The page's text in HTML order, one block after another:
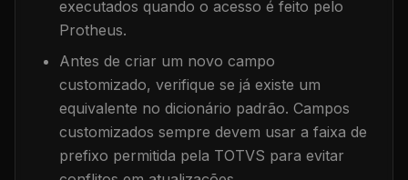
executados quando o acesso é feito pelo
Protheus.
Antes de criar um novo campo
customizado, verifique se já existe um
equivalente no dicionário padrão. Campos
customizados sempre devem usar a faixa de
prefixo permitida pela TOTVS para evitar